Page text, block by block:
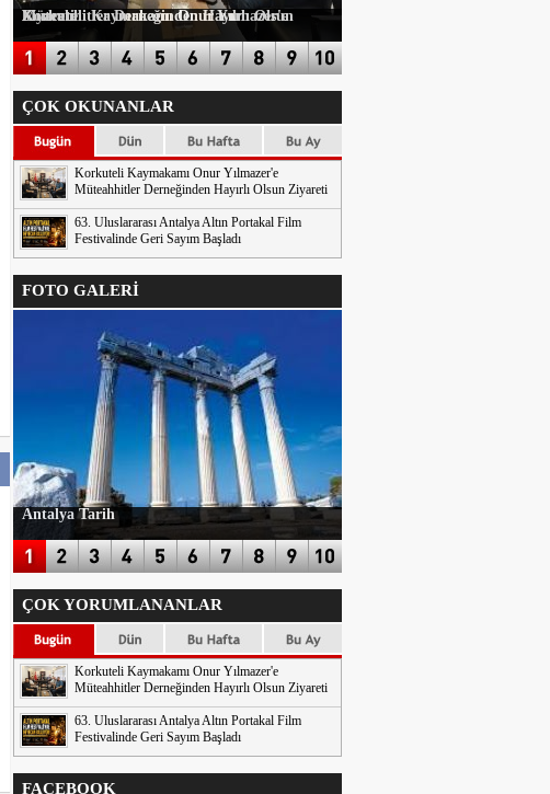
Korkuteli Kaymakamı Onur Yılmazer'e Müteahhitler Derneğinden Hayırlı Olsun Ziyareti
ÇOK OKUNANLAR
Korkuteli Kaymakamı Onur Yılmazer'e
Müteahhitler Derneğinden Hayırlı Olsun Ziyareti
63. Uluslararası Antalya Altın Portakal Film
Festivalinde Geri Sayım Başladı
FOTO GALERİ
Antalya Tarih
ÇOK YORUMLANANLAR
Korkuteli Kaymakamı Onur Yılmazer'e
Müteahhitler Derneğinden Hayırlı Olsun Ziyareti
63. Uluslararası Antalya Altın Portakal Film
Festivalinde Geri Sayım Başladı
FACEBOOK